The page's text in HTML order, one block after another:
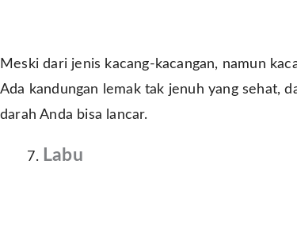
Meski dari jenis kacang-kacangan, namun
Ada kandungan lemak tak jenuh yang sehat,
darah Anda bisa lancar.
Labu